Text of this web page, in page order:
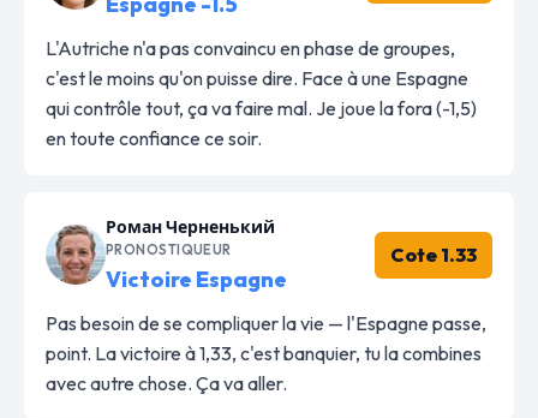
L'Autriche n'a pas convaincu en phase de groupes,
c'est le moins qu'on puisse dire. Face à une Espagne
qui contrôle tout, ça va faire mal. Je joue la fora (-1,5)
en toute confiance ce soir.
Роман Черненький
PRONOSTIQUEUR
Victoire Espagne
Cote 1.33
Pas besoin de se compliquer la vie — l'Espagne passe,
point. La victoire à 1,33, c'est banquier, tu la combines
avec autre chose. Ça va aller.